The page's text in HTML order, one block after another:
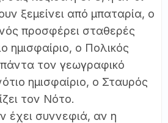
ξεμείνει από μπαταρία, ο
προσφέρει σταθερές
ημισφαίριο, ο Πολικός
τον γεωγραφικό
ημισφαίριο, ο Σταυρός
τον Νότο.
έχει συννεφιά, αν η